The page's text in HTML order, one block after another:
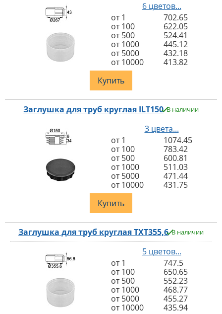
6 цветов...
от 1
702.65
от 100
622.05
от 500
524.41
от 1000
445.12
от 5000
432.18
от 10000
413.82
Купить
Заглушка для труб круглая ILT150 В наличии
3 цвета...
от 1
1074.45
от 100
783.42
от 500
600.81
от 1000
511.03
от 5000
471.44
от 10000
431.75
Купить
Заглушка для труб круглая TXT355,6 В наличии
5 цветов...
от 1
747.5
от 100
650.65
от 500
552.23
от 1000
468.77
от 5000
455.27
от 10000
435.94